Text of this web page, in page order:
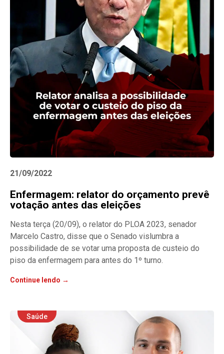
21/09/2022
Enfermagem: relator do orçamento prevê
votação antes das eleições
Nesta terça (20/09), o relator do PLOA 2023, senador
Marcelo Castro, disse que o Senado vislumbra a
possibilidade de se votar uma proposta de custeio do
piso da enfermagem para antes do 1º turno.
Continue lendo →
Saúde